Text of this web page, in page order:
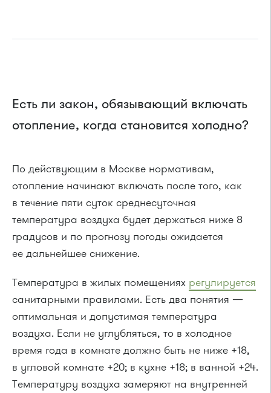
Есть ли закон, обязывающий включать
отопление, когда становится холодно?
По действующим в Москве нормативам,
отопление начинают включать после того, как
в течение пяти суток среднесуточная
температура воздуха будет держаться ниже 8
градусов и по прогнозу погоды ожидается
ее дальнейшее снижение.
Температура в жилых помещениях регулируется
санитарными правилами. Есть два понятия —
оптимальная и допустимая температура
воздуха. Если не углубляться, то в холодное
время года в комнате должно быть не ниже +18,
в угловой комнате +20; в кухне +18; в ванной +24.
Температуру воздуха замеряют на внутренней